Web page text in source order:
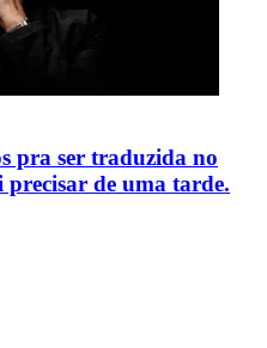
pra ser traduzida no
de uma tarde.